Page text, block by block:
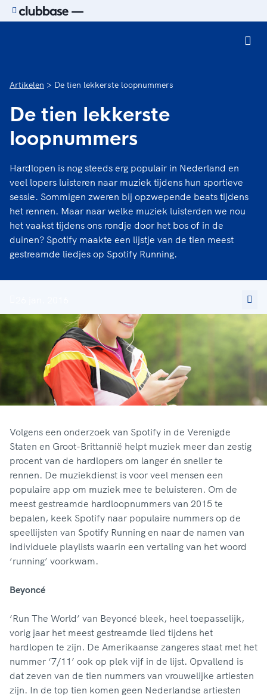
Artikelen De tien lekkerste loopnummers
De tien lekkerste
loopnummers
Hardlopen is nog steeds erg populair in Nederland en
veel lopers luisteren naar muziek tijdens hun sportieve
sessie. Sommigen zweren bij opzwepende beats tijdens
het rennen. Maar naar welke muziek luisterden we nou
het vaakst tijdens ons rondje door het bos of in de
duinen? Spotify maakte een lijstje van de tien meest
gestreamde liedjes op Spotify Running.
Volgens een onderzoek van Spotify in de Verenigde
Staten en Groot-Brittannië helpt muziek meer dan zestig
procent van de hardlopers om langer én sneller te
rennen. De muziekdienst is voor veel mensen een
populaire app om muziek mee te beluisteren. Om de
meest gestreamde hardloopnummers van 2015 te
bepalen, keek Spotify naar populaire nummers op de
speellijsten van Spotify Running en naar de namen van
individuele playlists waarin een vertaling van het woord
‘running’ voorkwam.
Beyoncé
‘Run The World’ van Beyoncé bleek, heel toepasselijk,
vorig jaar het meest gestreamde lied tijdens het
hardlopen te zijn. De Amerikaanse zangeres staat met het
nummer ‘7/11’ ook op plek vijf in de lijst. Opvallend is
dat zeven van de tien nummers van vrouwelijke artiesten
zijn. In de top tien komen geen Nederlandse artiesten